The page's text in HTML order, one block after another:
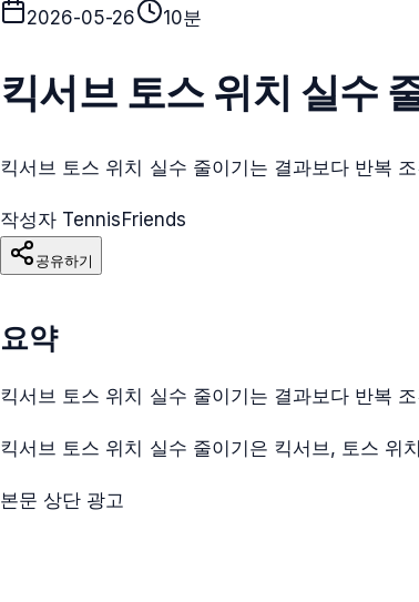
2026-05-26
10분
킥서브 토스 위치 실수
킥서브 토스 위치 실수 줄이기는 결과보다 반복
작성자 TennisFriends
공유하기
요약
킥서브 토스 위치 실수 줄이기는 결과보다 반복
킥서브 토스 위치 실수 줄이기은 킥서브, 토스 위
본문 상단 광고